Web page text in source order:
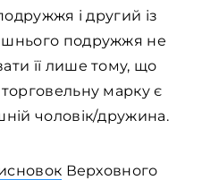
і другий із
подружжя не
її лише тому, що
марку є
чоловік/дружина.
Верховного